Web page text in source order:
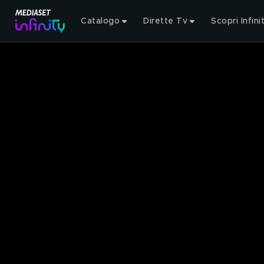
Catalogo Dirette Tv Scopri